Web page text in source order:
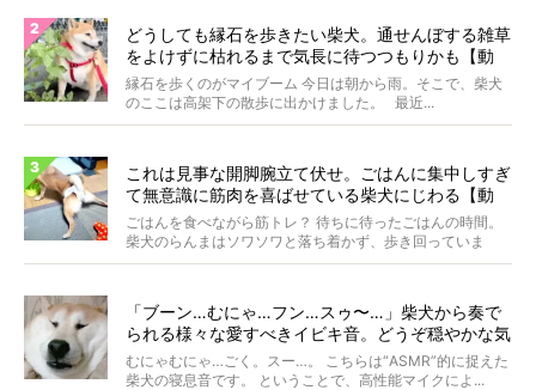
どうしても縁石を歩きたい柴犬。通せんぼする雑草
をよけずに枯れるまで気長に待つつもりかも【動
画】
縁石を歩くのがマイブーム 今日は朝から雨。そこで、柴犬
のここは高架下の散歩に出かけました。 最近...
これは見事な開脚腕立て伏せ。ごはんに集中しすぎ
て無意識に筋肉を喜ばせている柴犬にじわる【動
画】
ごはんを食べながら筋トレ？ 待ちに待ったごはんの時間。
柴犬のらんまはソワソワと落ち着かず、歩き回っていま
す。き...
「ブーン…むにゃ…フン…スゥ〜…」柴犬から奏で
られる様々な愛すべきイビキ音。どうぞ穏やかな気
持ちでご堪能ください。【動画】
むにゃむにゃ…ごく。スー…。 こちらは“ASMR”的に捉えた
柴犬の寝息音です。 ということで、高性能マイクによ...